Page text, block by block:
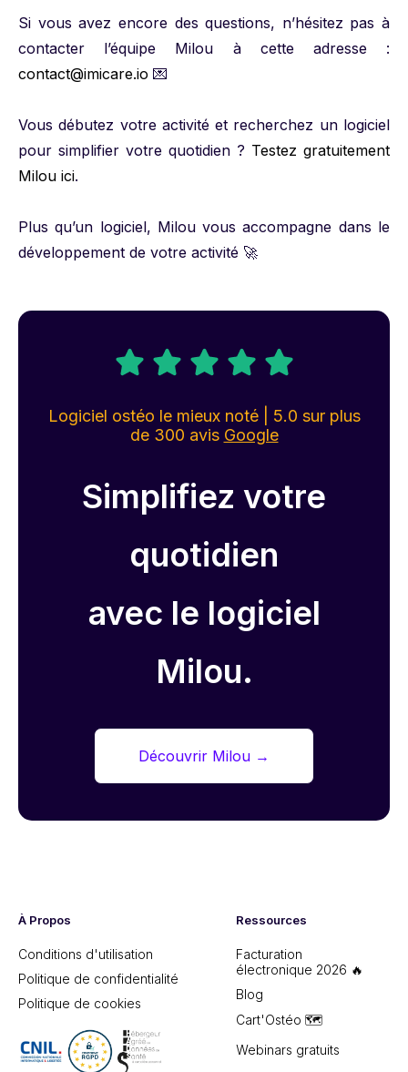
Si vous avez encore des questions, n’hésitez pas à
contacter l’équipe Milou à cette adresse :
contact@imicare.io 💌
Vous débutez votre activité et recherchez un logiciel
pour simplifier votre quotidien ? Testez gratuitement
Milou ici.
Plus qu’un logiciel, Milou vous accompagne dans le
développement de votre activité 🚀
Logiciel ostéo le mieux noté | 5.0 sur plus
de 300 avis Google
Simplifiez votre
quotidien
avec le logiciel
Milou.
Découvrir Milou →
À Propos
Conditions d'utilisation
Politique de confidentialité
Politique de cookies
Ressources
Facturation
électronique 2026 🔥
Blog
Cart'Ostéo 🗺️
Webinars gratuits